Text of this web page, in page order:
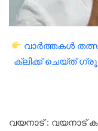
വാർത്തകൾ
ക്ലിക്ക് ചെയ്ത്
വയനാട് : വയനാട്